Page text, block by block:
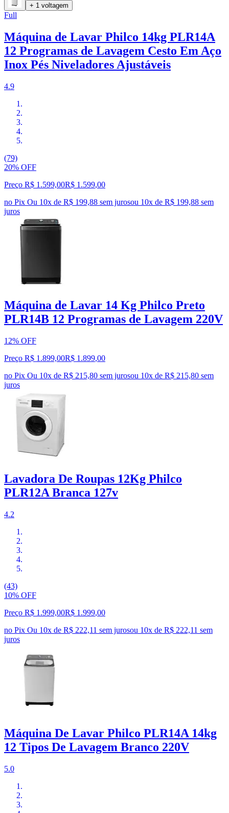
+ 1 voltagem
Full
Máquina de Lavar Philco 14kg PLR14A
12 Programas de Lavagem Cesto Em Aço
Inox Pés Niveladores Ajustáveis
4.9
(79)
20% OFF
Preço R$ 1.599,00R$ 1.599,00
no Pix Ou 10x de R$ 199,88 sem jurosou 10x de R$ 199,88 sem
juros
Máquina de Lavar 14 Kg Philco Preto
PLR14B 12 Programas de Lavagem 220V
12% OFF
Preço R$ 1.899,00R$ 1.899,00
no Pix Ou 10x de R$ 215,80 sem jurosou 10x de R$ 215,80 sem
juros
Lavadora De Roupas 12Kg Philco
PLR12A Branca 127v
4.2
(43)
10% OFF
Preço R$ 1.999,00R$ 1.999,00
no Pix Ou 10x de R$ 222,11 sem jurosou 10x de R$ 222,11 sem
juros
Máquina De Lavar Philco PLR14A 14kg
12 Tipos De Lavagem Branco 220V
5.0